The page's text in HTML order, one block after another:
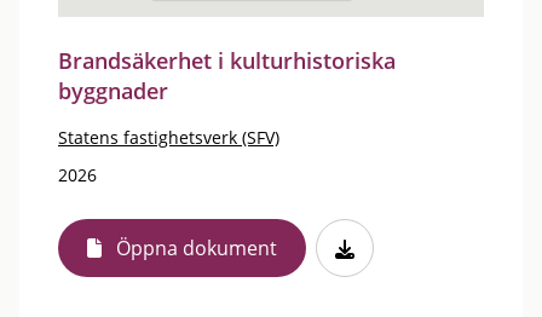
Brandsäkerhet i kulturhistoriska
byggnader
Statens fastighetsverk (SFV)
2026
Öppna dokument